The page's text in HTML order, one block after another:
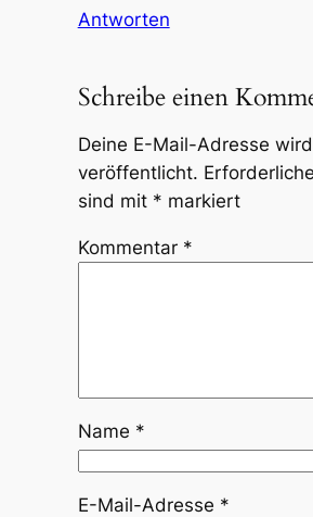
Antworten
Schreibe einen
Deine E-Mail-Adresse
veröffentlicht.
sind mit * markiert
Kommentar *
Name *
E-Mail-Adresse *